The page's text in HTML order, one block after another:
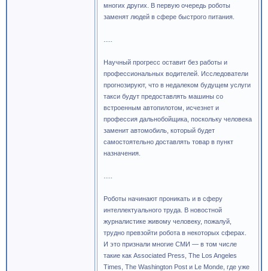
многих других. В первую очередь роботы
заменят людей в сфере быстрого питания.
Научный прогресс оставит без работы и
профессиональных водителей. Исследователи
прогнозируют, что в недалеком будущем услуги
такси будут предоставлять машины со
встроенным автопилотом, исчезнет и
профессия дальнобойщика, поскольку человека
заменит автомобиль, который будет
самостоятельно доставлять товар в пункт
назначения.
Роботы начинают проникать и в сферу
интеллектуального труда. В новостной
журналистике живому человеку, пожалуй,
трудно превзойти робота в некоторых сферах.
И это признали многие СМИ — в том числе
такие как Associated Press, The Los Angeles
Times, The Washington Post и Le Monde, где уже